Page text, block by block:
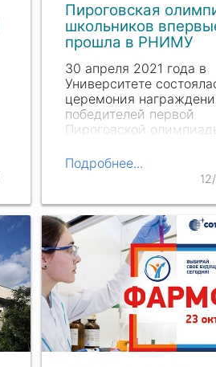
Пироговская
школьников
прошла в РНИМУ
30 апреля 2021 года в
Университете
церемония
победителей первой
Пироговской
биологии.
Подробнее...